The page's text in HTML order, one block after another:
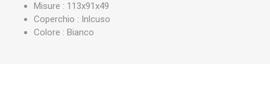
Misure : 113x91x49
Coperchio : Inlcuso
Colore : Bianco